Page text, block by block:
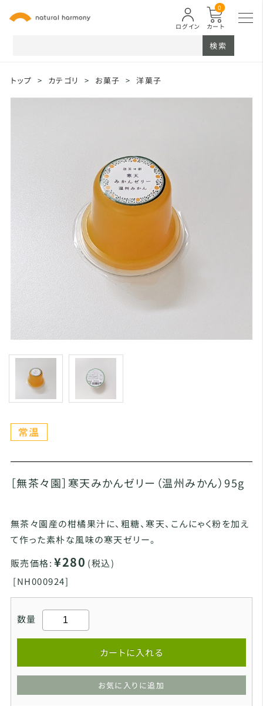
カート
0
ログイン
検索
トップ > カテゴリ > お菓子 > 洋菓子
［無茶々園］寒天みかんゼリー（温州みかん）95g
無茶々園産の柑橘果汁に、粗糖、寒天、こんにゃく粉を加え
て作った素朴な風味の寒天ゼリー。
販売価格: ¥280 (税込)
[NH000924]
数量
カートに入れる
お気に入りに追加